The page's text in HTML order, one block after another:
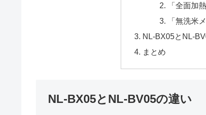
「全面加
「無洗米
NL-BX05とNL-
まとめ
NL-BX05とNL-BV05の違い